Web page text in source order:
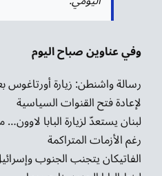
وفي عناوين صباح اليوم
رسالة واشنطن: زيارة أورتاغوس
لإعادة فتح القنوات السياسية
لبنان يستعدّ لزيارة البابا
رغم الأزمات المتراكمة
الفاتيكان يتجنب الجنوب